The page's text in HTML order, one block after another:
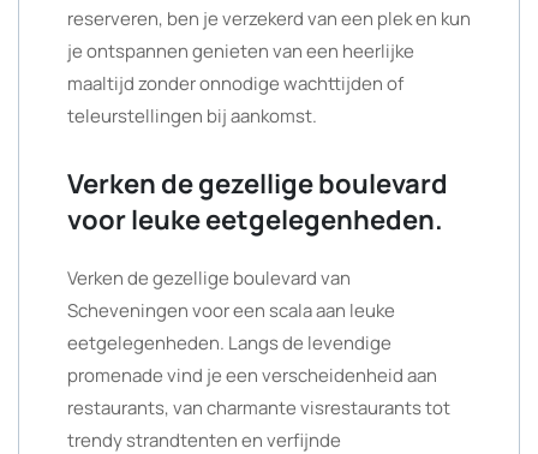
reserveren, ben je verzekerd van een plek en kun
je ontspannen genieten van een heerlijke
maaltijd zonder onnodige wachttijden of
teleurstellingen bij aankomst.
Verken de gezellige boulevard
voor leuke eetgelegenheden.
Verken de gezellige boulevard van
Scheveningen voor een scala aan leuke
eetgelegenheden. Langs de levendige
promenade vind je een verscheidenheid aan
restaurants, van charmante visrestaurants tot
trendy strandtenten en verfijnde